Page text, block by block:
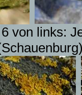
von links: